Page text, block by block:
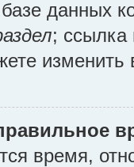
базе данных
; ссылка
изменить
время,